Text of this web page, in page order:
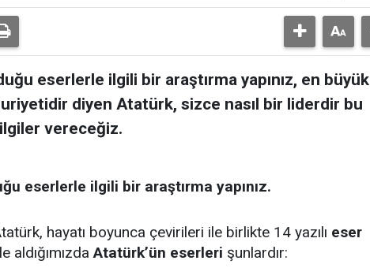
eserlerle ilgili bir araştırma yapınız, en büyük
diyen Atatürk, sizce nasıl bir liderdir bu
vereceğiz.
eserlerle ilgili bir araştırma yapınız.
hayatı boyunca çevirileri ile birlikte 14 yazılı eser
aldığımızdaAtatürk’ün eserleri şunlardır: